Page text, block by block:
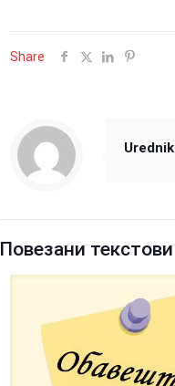
Share
Urednik
Повезани текстови